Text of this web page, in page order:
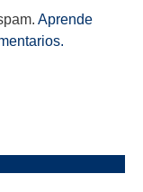
Aprende